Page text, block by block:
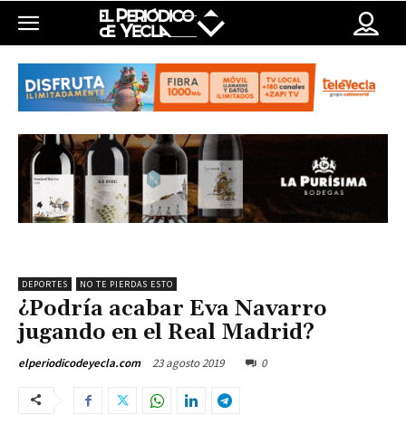
DEPORTES NO TE PIERDAS ESTO
¿Podría acabar Eva Navarro
jugando en el Real Madrid?
elperiodicodeyecla.com 23 agosto 2019 0